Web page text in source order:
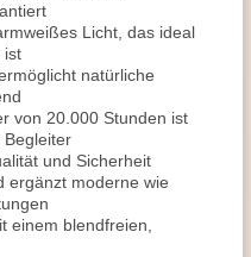
Licht, das ideal
ist
natürliche
von 20.000 Stunden ist
Begleiter
und Sicherheit
ergänzt moderne wie
einem blendfreien,